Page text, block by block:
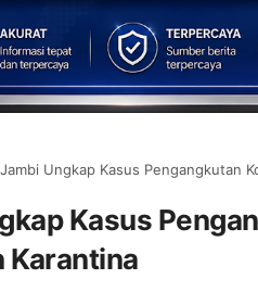
Ungkap Kasus Pengangkutan
Kasus
Karantina